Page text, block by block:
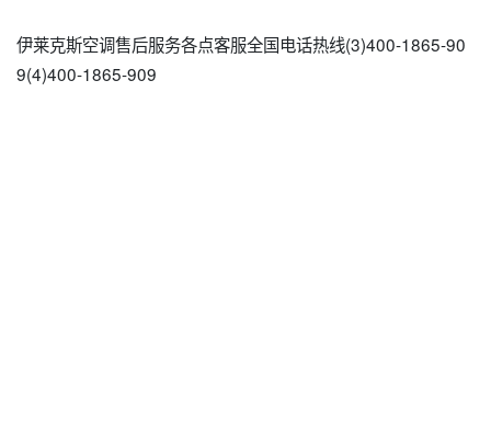
伊莱克斯空调售后服务各点客服全国电话热线(3)400-1865-90
9(4)400-1865-909